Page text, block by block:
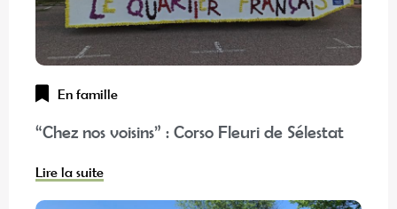
En famille
“Chez nos voisins” : Corso Fleuri de Sélestat
Lire la suite